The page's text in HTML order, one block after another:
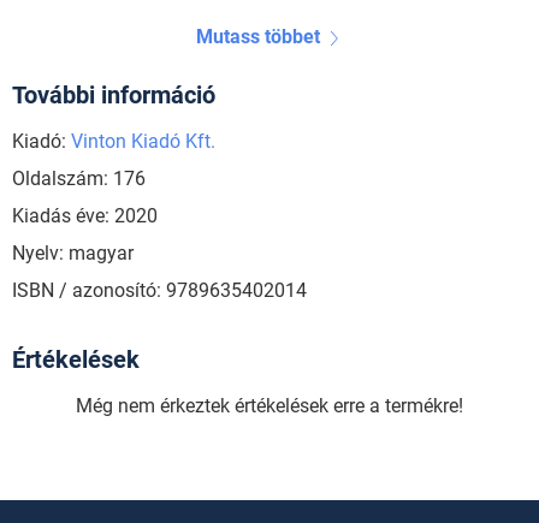
Mutass többet
További információ
Kiadó: Vinton Kiadó Kft.
Oldalszám: 176
Kiadás éve: 2020
Nyelv: magyar
ISBN / azonosító: 9789635402014
Értékelések
Még nem érkeztek értékelések erre a termékre!